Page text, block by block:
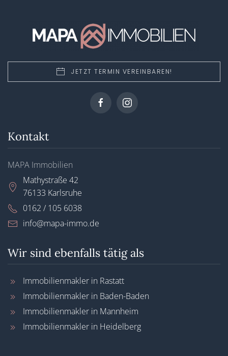
JETZT TERMIN VEREINBAREN!
Kontakt
MAPA Immobilien
Mathystraße 42
76133 Karlsruhe
0162 / 105 6038
info@mapa-immo.de
Wir sind ebenfalls tätig als
Immobilienmakler in Rastatt
Immobilienmakler in Baden-Baden
Immobilienmakler in Mannheim
Immobilienmakler in Heidelberg